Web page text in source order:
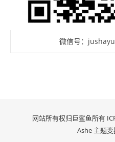
微信号：jushayu
网站所有权归巨鲨鱼所有
Ashe 主题